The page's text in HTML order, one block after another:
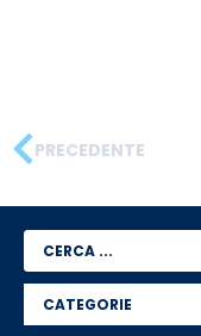
PRECEDENTE